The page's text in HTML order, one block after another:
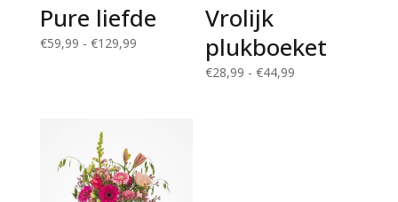
Pure liefde
€59,99 - €129,99Prijsklasse:
Vrolijk
plukboeket
€28,99 - €44,99